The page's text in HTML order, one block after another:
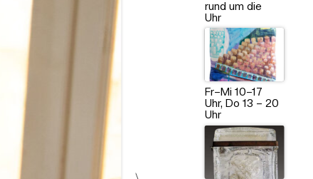
rund um die
Uhr
Fr–Mi 10–17
Uhr, Do 13 – 20
Uhr